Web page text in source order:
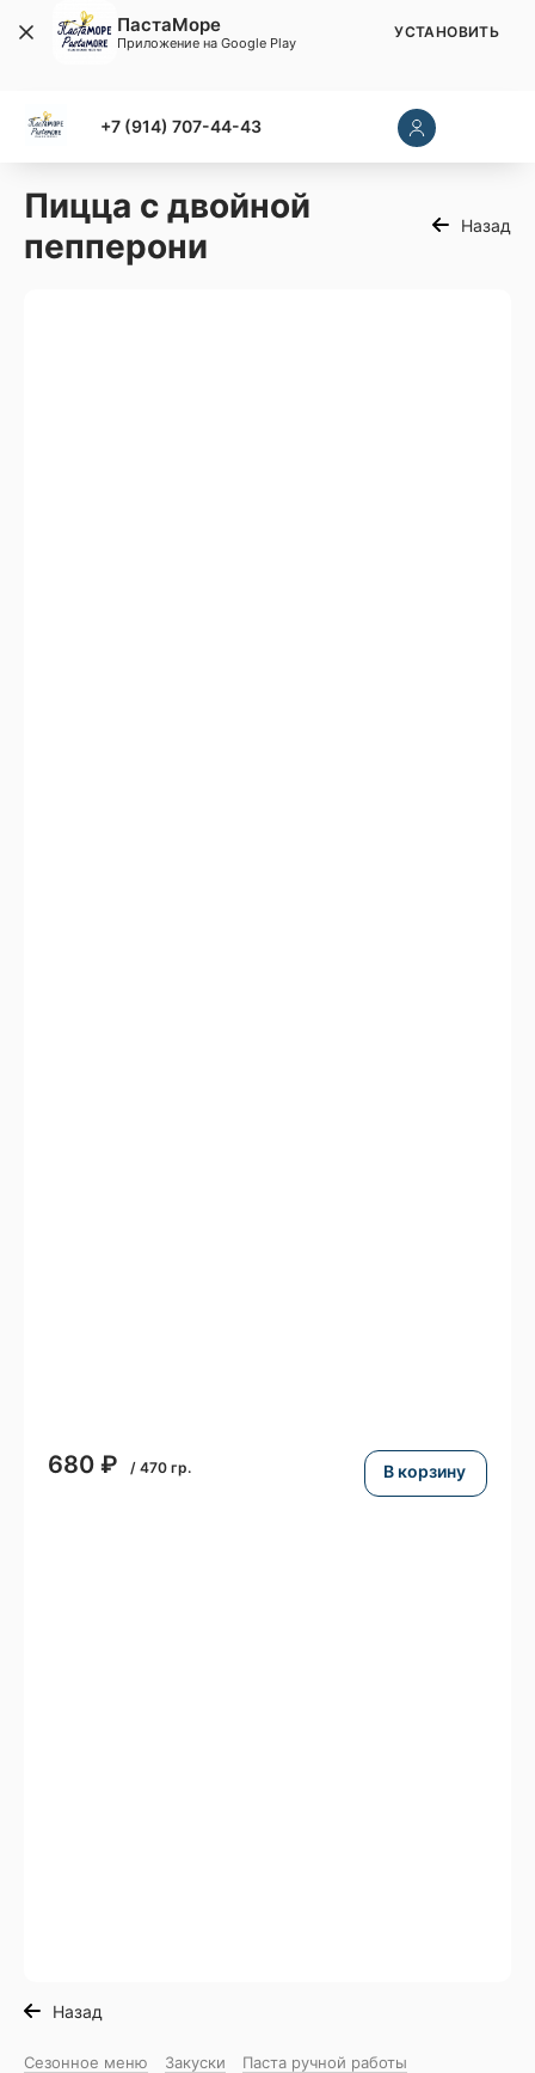
+7 (914) 707-44-43
Пицца с двойной
пепперони
Назад
680 ₽ / 470 гр. В корзину
Назад
Сезонное меню Закуски
Паста ручной работы
ПастаМоре
Приложение на Google Play
УСТАНОВИТЬ